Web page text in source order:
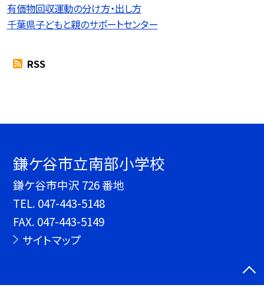
有価物回収運動の分け方・出し方
千葉県子どもと親のサポートセンター
RSS
鎌ケ谷市立南部小学校
鎌ケ谷市中沢 726 番地
TEL. 047-443-5148
FAX. 047-443-5149
サイトマップ